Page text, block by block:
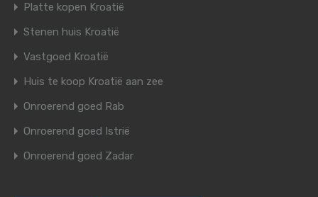
Platte kopen Kroatië
Stenen huis Kroatië
Vastgoed Kroatië
Huis te koop Kroatië aan zee
Onroerend goed Rab
Onroerend goed Istrië
Onroerend goed Zadar